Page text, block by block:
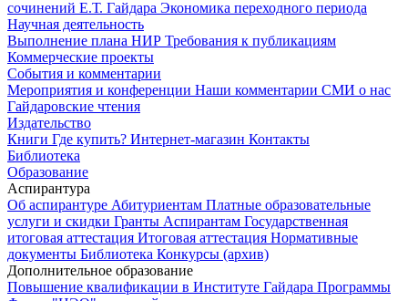
сочинений Е.Т. Гайдара Экономика переходного периода
Научная деятельность
Выполнение плана НИР Требования к публикациям
Коммерческие проекты
События и комментарии
Мероприятия и конференции Наши комментарии СМИ о нас
Гайдаровские чтения
Издательство
Книги Где купить? Интернет-магазин Контакты
Библиотека
Образование
Аспирантура
Об аспирантуре Абитуриентам Платные образовательные
услуги и скидки Гранты Аспирантам Государственная
итоговая аттестация Итоговая аттестация Нормативные
документы Библиотека Конкурсы (архив)
Дополнительное образование
Повышение квалификации в Институте Гайдара Программы